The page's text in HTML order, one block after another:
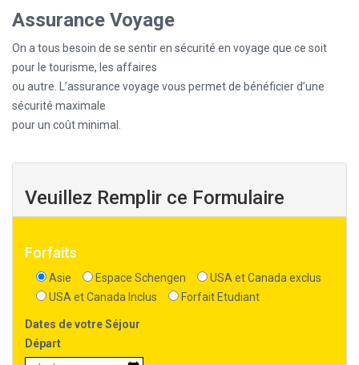
Assurance Voyage
On a tous besoin de se sentir en sécurité en voyage que ce soit
pour le tourisme, les affaires
ou autre. L’assurance voyage vous permet de bénéficier d’une
sécurité maximale
pour un coût minimal.
Veuillez Remplir ce Formulaire
Forfaits
Asie Espace Schengen
USA et Canada exclus
USA et Canada Inclus
Forfait Etudiant
Dates de votre Séjour
Départ